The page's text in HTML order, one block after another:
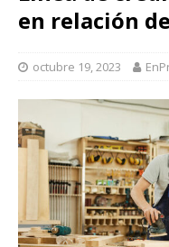
en relación
octubre 19, 2023